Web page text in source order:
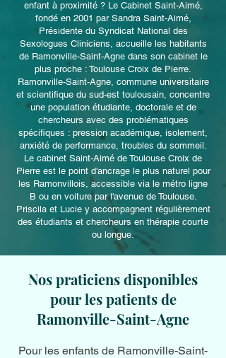
enfant à proximité ? Le Cabinet Saint-Aimé,
fondé en 2001 par Sandra Saint-Aimé,
Présidente du Syndicat National des
Sexologues Cliniciens, accueille les habitants
de Ramonville-Saint-Agne dans son cabinet le
plus proche : Toulouse Croix de Pierre.
Ramonville-Saint-Agne, commune universitaire
et scientifique du sud-est toulousain, concentre
une population étudiante, doctorale et de
chercheurs avec des problématiques
spécifiques : pression académique, isolement,
anxiété de performance, troubles du sommeil.
Le cabinet Saint-Aimé de Toulouse Croix de
Pierre est le point d'ancrage le plus naturel pour
les Ramonvillois, accessible via le métro ligne
B ou en voiture par l'avenue de Toulouse.
Priscila et Lucie y accompagnent régulièrement
des étudiants et chercheurs en thérapie courte
ou longue.
Nos praticiens disponibles
pour les patients de
Ramonville-Saint-Agne
Pour les enfants de Ramonville-Saint-